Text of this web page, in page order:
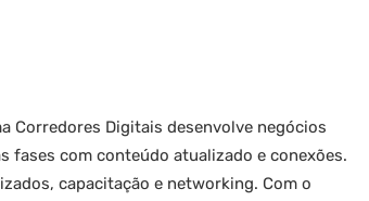
Corredores Digitais desenvolve negócios
fases com conteúdo atualizado e conexões.
capacitação e networking. Com o